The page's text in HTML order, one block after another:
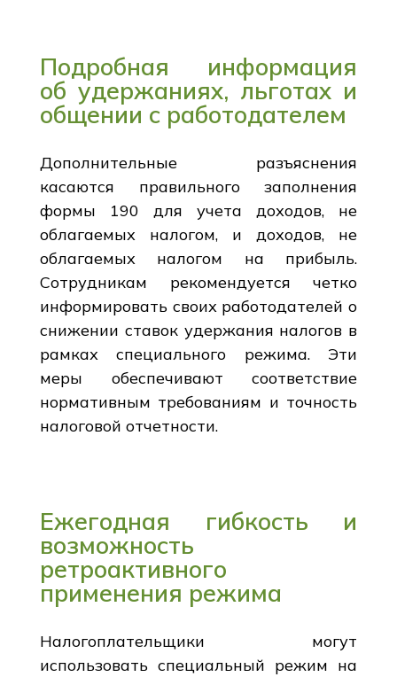
Подробная информация
об удержаниях, льготах и
общении с работодателем
Дополнительные разъяснения
касаются правильного заполнения
формы 190 для учета доходов, не
облагаемых налогом, и доходов, не
облагаемых налогом на прибыль.
Сотрудникам рекомендуется четко
информировать своих работодателей о
снижении ставок удержания налогов в
рамках специального режима. Эти
меры обеспечивают соответствие
нормативным требованиям и точность
налоговой отчетности.
Ежегодная гибкость и
возможность
ретроактивного
применения режима
Налогоплательщики могут
использовать специальный режим на